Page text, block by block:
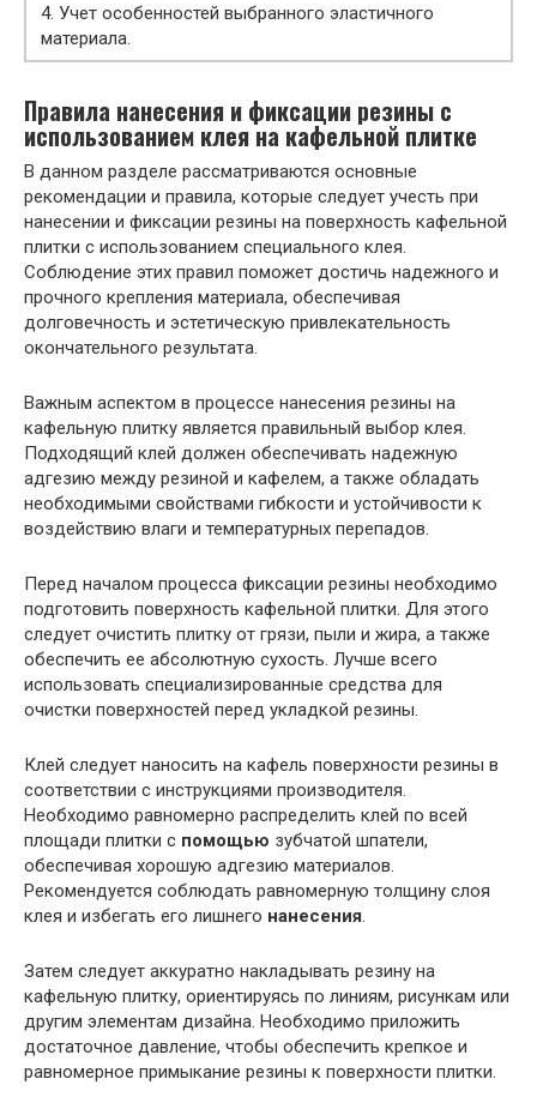
4. Учет особенностей выбранного эластичного
материала.
Правила нанесения и фиксации резины с
использованием клея на кафельной плитке
В данном разделе рассматриваются основные
рекомендации и правила, которые следует учесть при
нанесении и фиксации резины на поверхность кафельной
плитки с использованием специального клея.
Соблюдение этих правил поможет достичь надежного и
прочного крепления материала, обеспечивая
долговечность и эстетическую привлекательность
окончательного результата.
Важным аспектом в процессе нанесения резины на
кафельную плитку является правильный выбор клея.
Подходящий клей должен обеспечивать надежную
адгезию между резиной и кафелем, а также обладать
необходимыми свойствами гибкости и устойчивости к
воздействию влаги и температурных перепадов.
Перед началом процесса фиксации резины необходимо
подготовить поверхность кафельной плитки. Для этого
следует очистить плитку от грязи, пыли и жира, а также
обеспечить ее абсолютную сухость. Лучше всего
использовать специализированные средства для
очистки поверхностей перед укладкой резины.
Клей следует наносить на кафель поверхности резины в
соответствии с инструкциями производителя.
Необходимо равномерно распределить клей по всей
площади плитки с помощью зубчатой шпатели,
обеспечивая хорошую адгезию материалов.
Рекомендуется соблюдать равномерную толщину слоя
клея и избегать его лишнего нанесения.
Затем следует аккуратно накладывать резину на
кафельную плитку, ориентируясь по линиям, рисункам или
другим элементам дизайна. Необходимо приложить
достаточное давление, чтобы обеспечить крепкое и
равномерное примыкание резины к поверхности плитки.